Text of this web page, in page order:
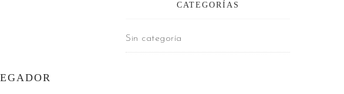
CATEGORÍAS
Sin categoría